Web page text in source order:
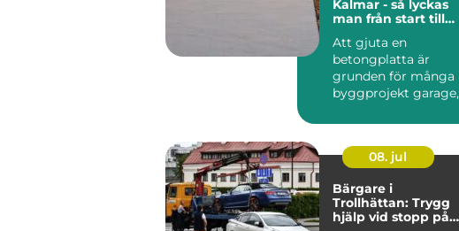
Kalmar - så lyckas
man från start till
Att gjuta en
betongplatta är
grunden för många
byggprojekt garage,
08. jul
Bärgare i
Trollhättan: Trygg
hjälp vid stopp på